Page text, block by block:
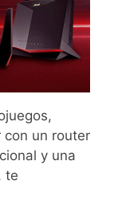
un router
y una
te